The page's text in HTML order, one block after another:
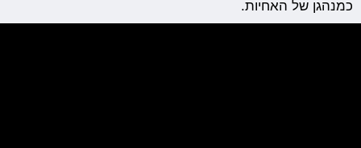
כמנהגן של האחיות.